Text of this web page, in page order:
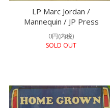
LP Marc Jordan /
Mannequin / JP Press
0円(内税)
SOLD OUT